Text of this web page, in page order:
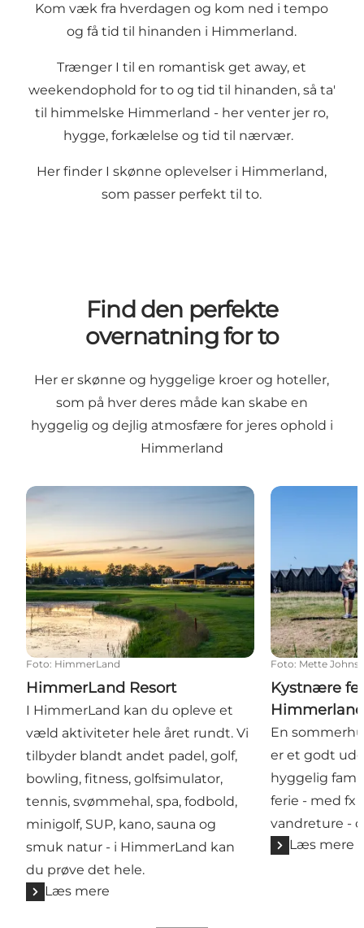
Kom væk fra hverdagen og kom ned i tempo
og få tid til hinanden i Himmerland.
Trænger I til en romantisk get away, et
weekendophold for to og tid til hinanden, så ta'
til himmelske Himmerland - her venter jer ro,
hygge, forkælelse og tid til nærvær.
Her finder I skønne oplevelser i Himmerland,
som passer perfekt til to.
Find den perfekte
overnatning for to
Her er skønne og hyggelige kroer og hoteller,
som på hver deres måde kan skabe en
hyggelig og dejlig atmosfære for jeres ophold i
Himmerland
HimmerLand Resort
Foto: HimmerLand
HimmerLand Resort
I HimmerLand kan du opleve et
væld aktiviteter hele året rundt. Vi
tilbyder blandt andet padel, golf,
bowling, fitness, golfsimulator,
tennis, svømmehal, spa, fodbold,
minigolf, SUP, kano, sauna og
smuk natur - i HimmerLand kan
du prøve det hele.
Læs mere
Kystnære
Foto: Mette
Kystnære
En
er et godt
hyggelig
ferie - med fx
vandreture -
Læs mere